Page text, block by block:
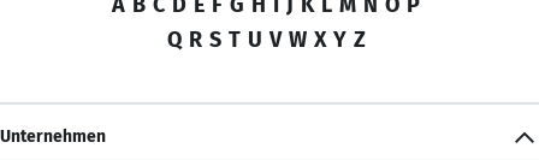
Q R S T U V W X Y Z
Unternehmen